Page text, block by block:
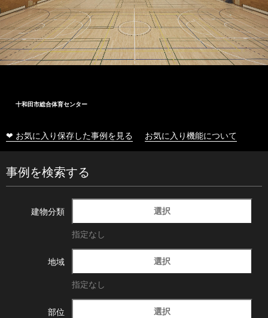
株式会社木村工務店
❤ お気に入り保存した事例を見る お気に入り機能について
事例を検索する
建物分類 選択
指定なし
地域 選択
指定なし
部位 選択